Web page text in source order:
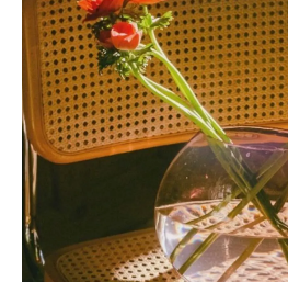
ト
恵比寿南のまつエク口
比較
サロン予約時に確認し
性
敏感肌でも安心して選びた
まつエクで敏感肌向け
まつエク施術前のパッ